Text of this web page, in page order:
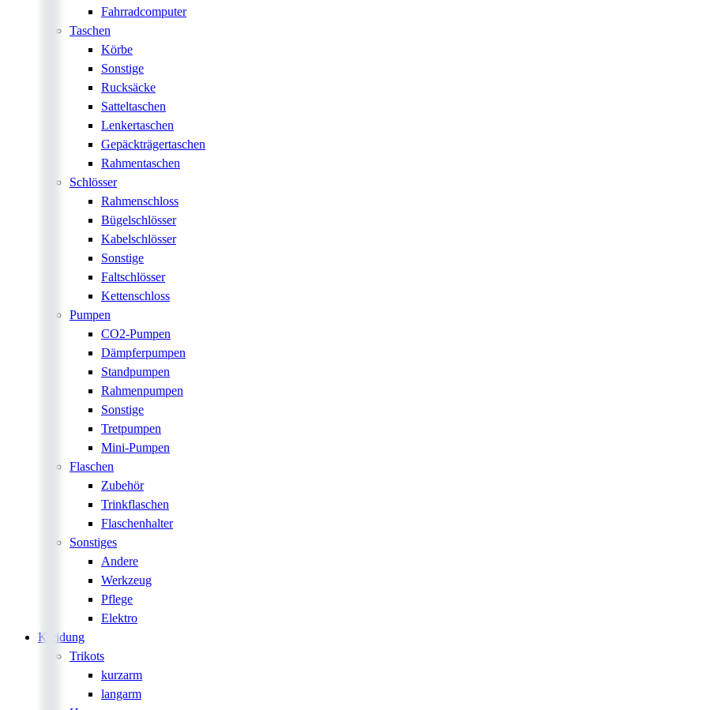
Fahrradcomputer
Taschen
Körbe
Sonstige
Rucksäcke
Satteltaschen
Lenkertaschen
Gepäckträgertaschen
Rahmentaschen
Schlösser
Rahmenschloss
Bügelschlösser
Kabelschlösser
Sonstige
Faltschlösser
Kettenschloss
Pumpen
CO2-Pumpen
Dämpferpumpen
Standpumpen
Rahmenpumpen
Sonstige
Tretpumpen
Mini-Pumpen
Flaschen
Zubehör
Trinkflaschen
Flaschenhalter
Sonstiges
Andere
Werkzeug
Pflege
Elektro
Kleidung
Trikots
kurzarm
langarm